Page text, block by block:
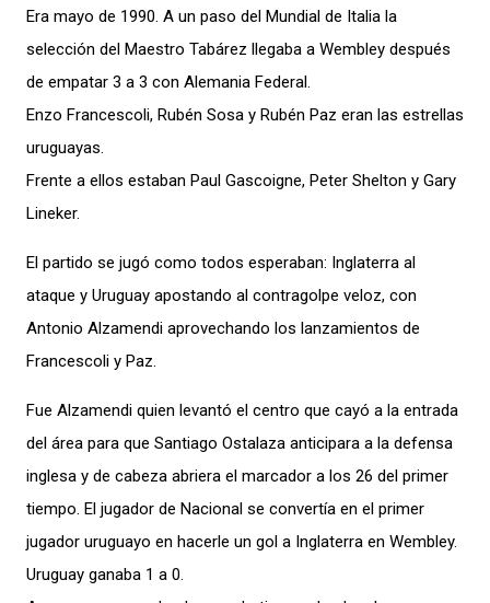
Era mayo de 1990. A un paso del Mundial de Italia la
selección del Maestro Tabárez llegaba a Wembley después
de empatar 3 a 3 con Alemania Federal.
Enzo Francescoli, Rubén Sosa y Rubén Paz eran las estrellas
uruguayas.
Frente a ellos estaban Paul Gascoigne, Peter Shelton y Gary
Lineker.
El partido se jugó como todos esperaban: Inglaterra al
ataque y Uruguay apostando al contragolpe veloz, con
Antonio Alzamendi aprovechando los lanzamientos de
Francescoli y Paz.
Fue Alzamendi quien levantó el centro que cayó a la entrada
del área para que Santiago Ostalaza anticipara a la defensa
inglesa y de cabeza abriera el marcador a los 26 del primer
tiempo. El jugador de Nacional se convertía en el primer
jugador uruguayo en hacerle un gol a Inglaterra en Wembley.
Uruguay ganaba 1 a 0.